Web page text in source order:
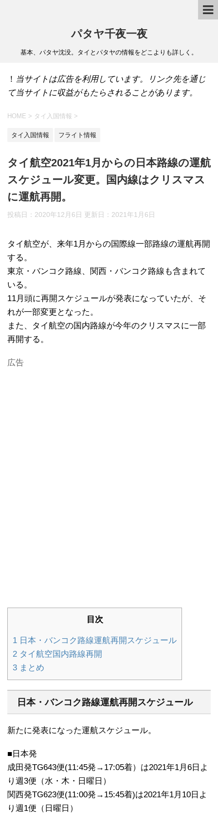
パタヤ千夜一夜
基本、パタヤ沈没。タイとパタヤの情報をどこよりも詳しく。
！ 当サイトは広告を利用しています。リンク先を通じ
て当サイトに収益がもたらされることがあります。
HOME > タイ入国情報 >
タイ入国情報 フライト情報
タイ航空2021年1月からの日本路線の運航
スケジュール変更。国内線はクリスマス
に運航再開。
投稿日：2020年12月6日 更新日： 2021年1月6日
タイ航空が、来年1月からの国際線一部路線の運航再開
する。
東京・バンコク路線、関西・バンコク路線も含まれて
いる。
11月頭に再開スケジュールが発表になっていたが、そ
れが一部変更となった。
また、タイ航空の国内路線が今年のクリスマスに一部
再開する。
広告
目次
1 日本・バンコク路線運航再開スケジュール
2 タイ航空国内路線再開
3 まとめ
日本・バンコク路線運航再開スケジュール
新たに発表になった運航スケジュール。
■日本発
成田発TG643便(11:45発→17:05着）は2021年1月6日よ
り週3便（水・木・日曜日）
関西発TG623便(11:00発→15:45着)は2021年1月10日よ
り週1便（日曜日）